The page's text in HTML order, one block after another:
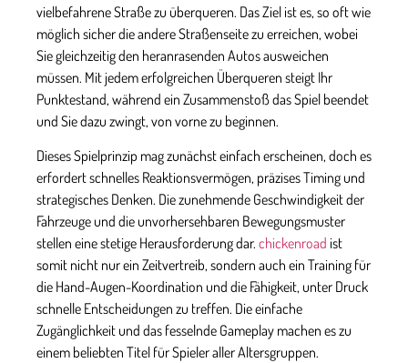
vielbefahrene Straße zu überqueren. Das Ziel ist es, so oft wie
möglich sicher die andere Straßenseite zu erreichen, wobei
Sie gleichzeitig den heranrasenden Autos ausweichen
müssen. Mit jedem erfolgreichen Überqueren steigt Ihr
Punktestand, während ein Zusammenstoß das Spiel beendet
und Sie dazu zwingt, von vorne zu beginnen.
Dieses Spielprinzip mag zunächst einfach erscheinen, doch es
erfordert schnelles Reaktionsvermögen, präzises Timing und
strategisches Denken. Die zunehmende Geschwindigkeit der
Fahrzeuge und die unvorhersehbaren Bewegungsmuster
stellen eine stetige Herausforderung dar. chickenroad ist
somit nicht nur ein Zeitvertreib, sondern auch ein Training für
die Hand-Augen-Koordination und die Fähigkeit, unter Druck
schnelle Entscheidungen zu treffen. Die einfache
Zugänglichkeit und das fesselnde Gameplay machen es zu
einem beliebten Titel für Spieler aller Altersgruppen.